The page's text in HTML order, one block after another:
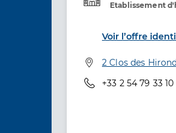
Etablissement
Voir l’offre
Adresse
2 Clos des
Téléphone
+33 2 54 79 33 10